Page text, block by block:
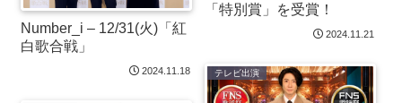
「特別賞」を受賞！
2024.11.21
Number_i – 12/31(火)「紅
白歌合戦」
2024.11.18 テレビ出演